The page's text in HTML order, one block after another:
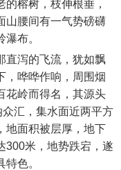
榕树，枝伸根垂，
山腰间有一气势磅礴
布。
泻的飞流，犹如飘
，哗哗作响，周围烟
花岭而得名，其源头
汇，集水面近两平方
地面积被层厚，地下
300米，地势跌宕，遂
色。